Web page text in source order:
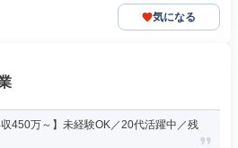
気になる
収450万～】未経験OK／20代活躍中／残